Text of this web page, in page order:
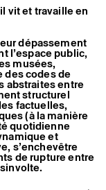
vit et travaille en
dépassement
l’espace public,
musées,
des codes de
abstraites entre
structurel
factuelles,
(à la manière
quotidienne
et
s’enchevêtre
de rupture entre